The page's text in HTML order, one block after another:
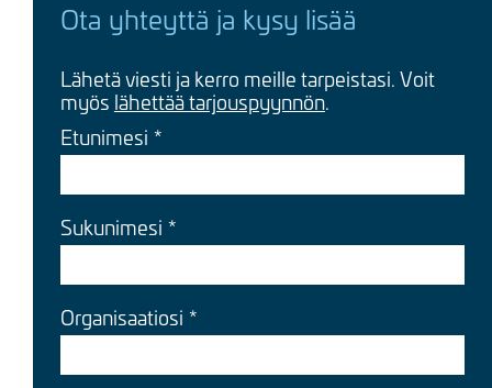
Ota yhteyttä ja kysy lisää
Lähetä viesti ja kerro meille tarpeistasi. Voit
myös lähettää tarjouspyynnön.
Etunimesi
Sukunimesi
Organisaatiosi